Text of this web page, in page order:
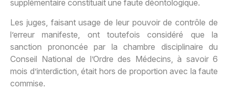
supplémentaire constituait une faute déontologique.
Les juges, faisant usage de leur pouvoir de contrôle de
l’erreur manifeste, ont toutefois considéré que la
sanction prononcée par la chambre disciplinaire du
Conseil National de l’Ordre des Médecins, à savoir 6
mois d’interdiction, était hors de proportion avec la faute
commise.